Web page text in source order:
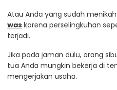
Atau Anda yang sudah
was karena perselingkuhan
terjadi.
Jika pada jaman dulu, orang
tua Anda mungkin bekerja di
mengerjakan usaha.